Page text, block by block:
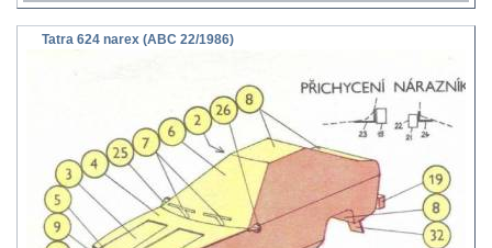
Tatra 624 narex (ABC 22/1986)